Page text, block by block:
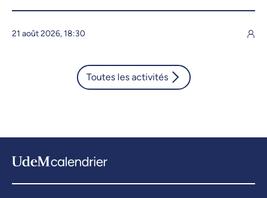
21 août 2026, 18:30
Toutes les activités